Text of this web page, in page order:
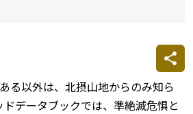
る以外は、北摂山地からのみ知ら
データブックでは、準絶滅危惧と